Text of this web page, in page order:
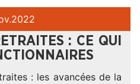
2022
: CE QUI
: les avancées de la